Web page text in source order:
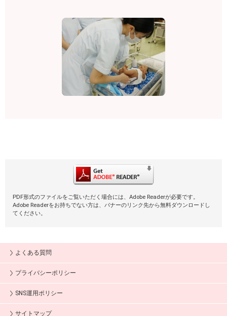
PDF形式のファイルをご覧いただく場合には、Adobe Readerが必要です。
Adobe Readerをお持ちでない方は、バナーのリンク先から無料ダウンロードし
てください。
よくある質問
プライバシーポリシー
SNS運用ポリシー
サイトマップ